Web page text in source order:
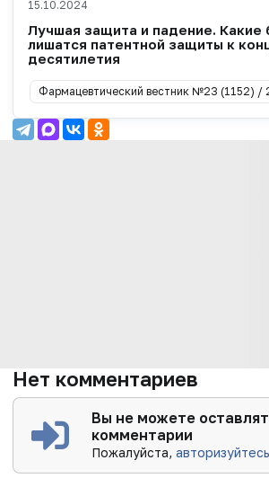
15.10.2024
Лучшая защита и падение. Какие
лишатся патентной защиты к
десятилетия
Фармацевтический вестник №23 (1152) /
Нет комментариев
Вы не можете
комментарии
Пожалуйста,авторизуйтесь